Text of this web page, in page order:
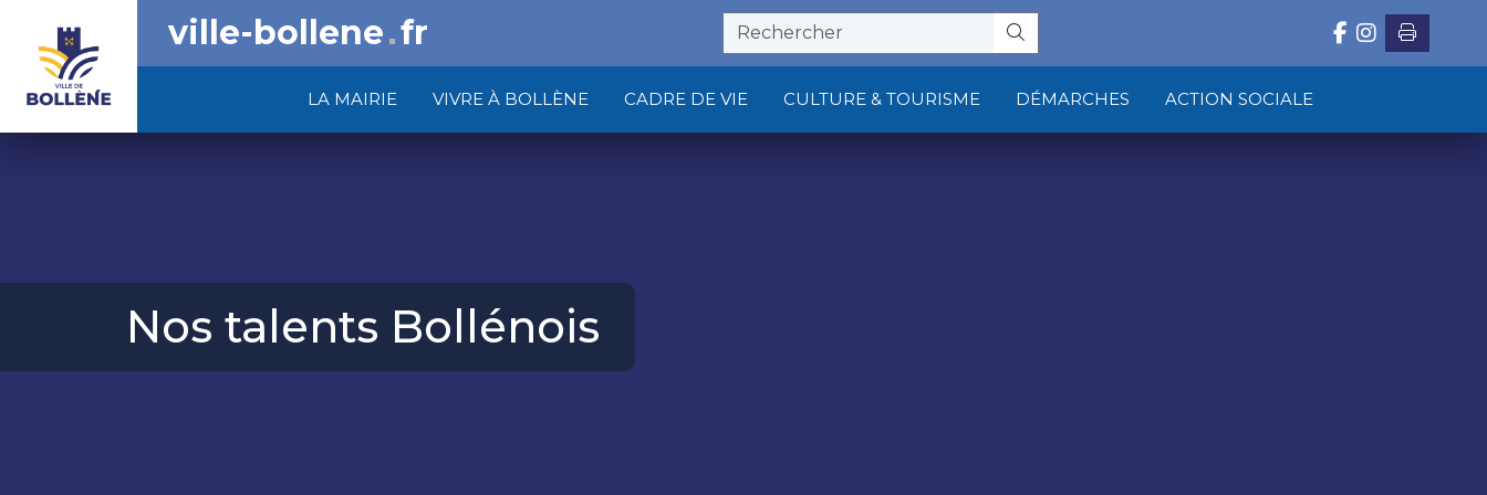
LA MAIRIE VIVRE À BOLLÈNE CADRE DE VIE CULTURE & TOURISME DÉMARCHES ACTION SOCIALE
ville-bollene fr
Nos talents Bollénois